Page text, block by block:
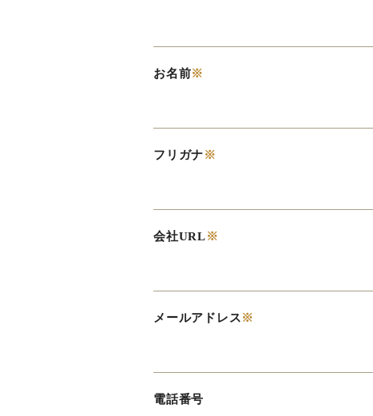
お名前※
フリガナ※
会社URL※
メールアドレス※
電話番号